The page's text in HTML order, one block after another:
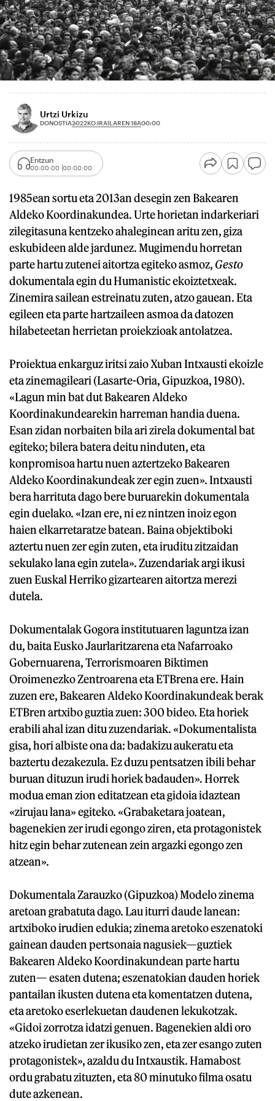
Urtzi Urkizu
DONOSTIA2022KO IRAILAREN 18A00:00
Entzun
00:00:00 00:00:00
1985ean sortu eta 2013an desegin zen Bakearen
Aldeko Koordinakundea. Urte horietan indarkeriari
zilegitasuna kentzeko ahaleginean aritu zen, giza
eskubideen alde jardunez. Mugimendu horretan
parte hartu zutenei aitortza egiteko asmoz, Gesto
dokumentala egin du Humanistic ekoiztetxeak.
Zinemira sailean estreinatu zuten, atzo gauean. Eta
egileen eta parte hartzaileen asmoa da datozen
hilabeteetan herrietan proiekzioak antolatzea.
Proiektua enkarguz iritsi zaio Xuban Intxausti ekoizle
eta zinemagileari (Lasarte-Oria, Gipuzkoa, 1980).
«Lagun min bat dut Bakearen Aldeko
Koordinakundearekin harreman handia duena.
Esan zidan norbaiten bila ari zirela dokumental bat
egiteko; bilera batera deitu ninduten, eta
konpromisoa hartu nuen aztertzeko Bakearen
Aldeko Koordinakundeak zer egin zuen». Intxausti
bera harrituta dago bere buruarekin dokumentala
egin duelako. «Izan ere, ni ez nintzen inoiz egon
haien elkarretaratze batean. Baina objektiboki
aztertu nuen zer egin zuten, eta iruditu zitzaidan
sekulako lana egin zutela». Zuzendariak argi ikusi
zuen Euskal Herriko gizartearen aitortza merezi
dutela.
Dokumentalak Gogora institutuaren laguntza izan
du, baita Eusko Jaurlaritzarena eta Nafarroako
Gobernuarena, Terrorismoaren Biktimen
Oroimenezko Zentroarena eta ETBrena ere. Hain
zuzen ere, Bakearen Aldeko Koordinakundeak berak
ETBren artxibo guztia zuen: 300 bideo. Eta horiek
erabili ahal izan ditu zuzendariak. «Dokumentalista
gisa, hori albiste ona da: badakizu aukeratu eta
baztertu dezakezula. Ez duzu pentsatzen ibili behar
buruan dituzun irudi horiek badauden». Horrek
modua eman zion editatzean eta gidoia idaztean
«zirujau lana» egiteko. «Grabaketara joatean,
bagenekien zer irudi egongo ziren, eta protagonistek
hitz egin behar zutenean zein argazki egongo zen
atzean».
Dokumentala Zarauzko (Gipuzkoa) Modelo zinema
aretoan grabatuta dago. Lau iturri daude lanean:
artxiboko irudien edukia; zinema aretoko eszenatoki
gainean dauden pertsonaia nagusiek—guztiek
Bakearen Aldeko Koordinakundean parte hartu
zuten— esaten dutena; eszenatokian dauden horiek
pantailan ikusten dutena eta komentatzen dutena,
eta aretoko eserlekuetan daudenen lekukotzak.
«Gidoi zorrotza idatzi genuen. Bagenekien aldi oro
atzeko irudietan zer ikusiko zen, eta zer esango zuten
protagonistek», azaldu du Intxaustik. Hamabost
ordu grabatu zituzten, eta 80 minutuko filma osatu
dute azkenean.